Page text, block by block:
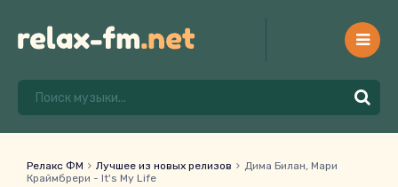
Релакс ФМ Лучшее из новых релизов
Дима Билан, Мари
Краймбрери - It's My Life